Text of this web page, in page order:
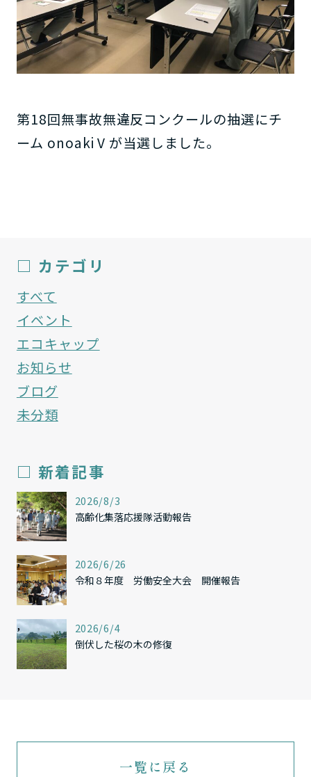
第18回無事故無違反コンクールの抽選にチ
ーム onoaki V が当選しました。
□ カテゴリ
すべて
イベント
エコキャップ
お知らせ
ブログ
未分類
□ 新着記事
, 2026/8/3
高齢化集落応援隊活動報告
, 2026/6/26
令和８年度 労働安全大会 開催報告
, 2026/6/4
倒伏した桜の木の修復
一覧に戻る